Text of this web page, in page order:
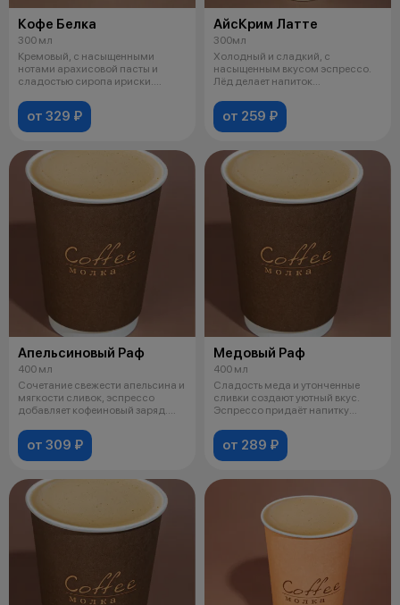
Кофе Белка
300 мл
Кремовый, с насыщенными
нотами арахисовой пасты и
сладостью сиропа ириски.
от 329 ₽
АйсКрим Латте
300мл
Холодный и сладкий, с
насыщенным вкусом эспрессо.
Лёд делает напиток
от 259 ₽
Апельсиновый Раф
400 мл
Сочетание свежести апельсина и
мягкости сливок, эспрессо
добавляет кофеиновый заряд.
от 309 ₽
Медовый Раф
400 мл
Сладость меда и утонченные
сливки создают уютный вкус.
Эспрессо придаёт напитку
от 289 ₽